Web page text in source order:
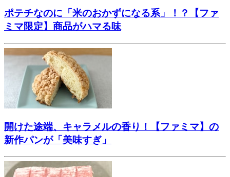
ポテチなのに「米のおかずになる系」！？【ファ
ミマ限定】商品がハマる味
開けた途端、キャラメルの香り！【ファミマ】の
新作パンが「美味すぎ」